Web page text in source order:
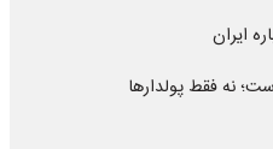
ایران
نه فقط پولدارها